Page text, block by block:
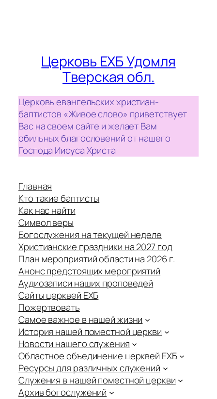
Церковь ЕХБ Удомля
Тверская обл.
Церковь евангельских христиан-
баптистов «Живое слово» приветствует
Вас на своем сайте и желает Вам
обильных благословений от нашего
Господа Иисуса Христа
Главная
Кто такие баптисты
Как нас найти
Символ веры
Богослужения на текущей неделе
Христианские праздники на 2027 год
План мероприятий области на 2026 г.
Анонс предстоящих мероприятий
Аудиозаписи наших проповедей
Сайты церквей ЕХБ
Пожертвовать
Самое важное в нашей жизни
История нашей поместной церкви
Новости нашего служения
Областное объединение церквей ЕХБ
Ресурсы для различных служений
Служения в нашей поместной церкви
Архив богослужений